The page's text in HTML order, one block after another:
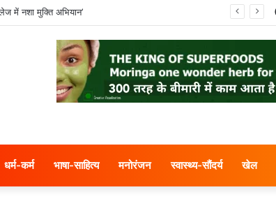
में नशा मुक्ति अभियान’
धर्म-कर्म भाषा-साहित्य मनोरंजन स्वास्थ्य-सौंदर्य खेल